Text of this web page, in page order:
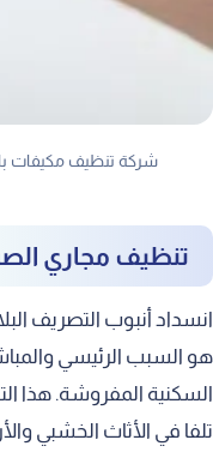
شركة تنظيف مكيفات
تنظيف مجاري
انسداد أنبوب التصريف
هو السبب الرئيسي
السكنية المفروشة. هذا
تلفا في الأثاث الخشبي